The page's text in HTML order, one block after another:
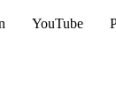
YouTube